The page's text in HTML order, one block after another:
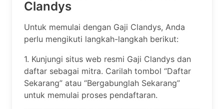
Clandys
Untuk memulai dengan Gaji Clandys, Anda
perlu mengikuti langkah-langkah berikut:
1. Kunjungi situs web resmi Gaji Clandys dan
daftar sebagai mitra. Carilah tombol “Daftar
Sekarang” atau “Bergabunglah Sekarang”
untuk memulai proses pendaftaran.